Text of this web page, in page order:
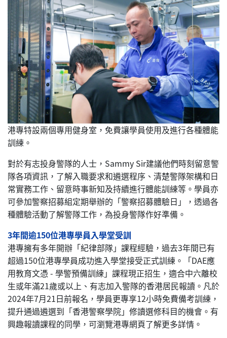
港專特設兩個專用健身室，免費讓學員使用及進行各種體能
訓練。
對於有志投身警隊的人士，Sammy Sir建議他們時刻留意警
隊各項資訊，了解入職要求和遴選程序、清楚警隊架構和日
常實務工作、留意時事新知及持續進行體能訓練等。學員亦
可參加警察招募組定期舉辦的「警察招募體驗日」，透過各
種體驗活動了解警隊工作，為投身警隊作好準備。
3年間逾150位港專學員入學堂受訓
港專擁有多年開辦「紀律部隊」課程經驗，過去3年間已有
超過150位港專學員成功進入學堂接受正式訓練。「DAE應
用教育文憑 - 學警預備訓練」課程現正招生，適合中六離校
生或年滿21歲或以上、有志加入警隊的香港居民報讀。凡於
2024年7月21日前報名，學員更專享12小時免費備考訓練，
提升通過遴選到「香港警察學院」修讀選修科目的機會。有
興趣報讀課程的同學，可瀏覽港專網頁了解更多詳情。